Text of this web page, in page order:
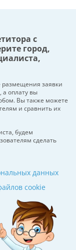
с
город,
размещения заявки
а оплату вы
Вы также можете
и сравнить их
будем
сделать
данных
cookie